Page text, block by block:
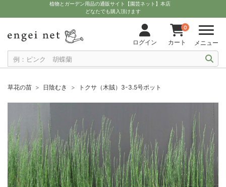
植物とガーデン用品の通販サイト【園芸ネット】本店
どなたでも購入頂けます
ログイン
0
カート メニュー
草花の苗 日陰むき トクサ（木賊）3-3.5号ポット